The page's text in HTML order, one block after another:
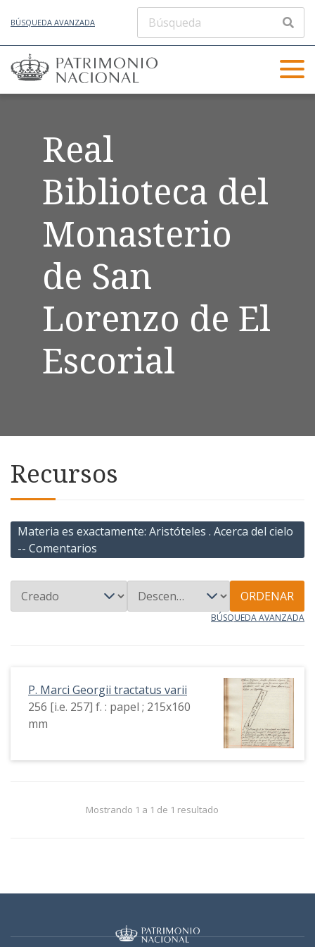
BÚSQUEDA AVANZADA
Real
Biblioteca del
Monasterio
de San
Lorenzo de El
Escorial
Recursos
Materia es exactamente Aristóteles . Acerca del cielo
-- Comentarios
ORDENAR
BÚSQUEDA AVANZADA
P. Marci Georgii tractatus varii
256 [i.e. 257] f. : papel ; 215x160
mm
Mostrando 1 a 1 de 1 resultado